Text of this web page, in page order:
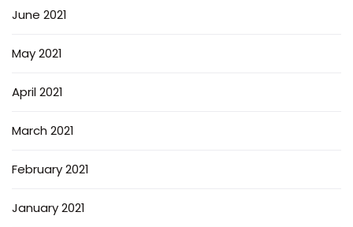
June 2021
May 2021
April 2021
March 2021
February 2021
January 2021